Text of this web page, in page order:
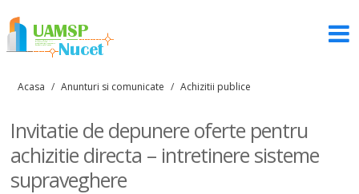
Acasa / Anunturi si comunicate / Achizitii publice
Invitatie de depunere oferte pentru
achizitie directa – intretinere sisteme
supraveghere